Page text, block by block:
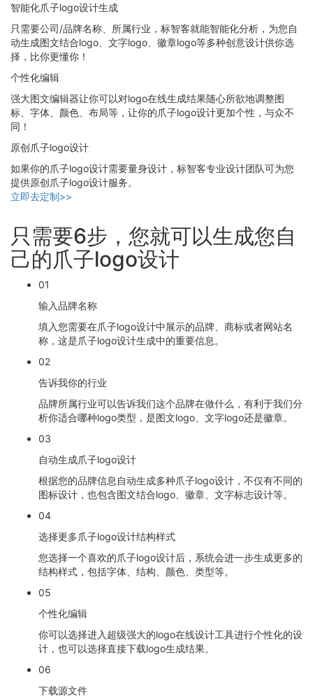
智能化爪子logo设计生成
只需要公司/品牌名称、所属行业，标智客就能智能化分析，为您自
动生成图文结合logo、文字logo、徽章logo等多种创意设计供你选
择，比你更懂你！
个性化编辑
强大图文编辑器让你可以对logo在线生成结果随心所欲地调整图
标、字体、颜色、布局等，让你的爪子logo设计更加个性，与众不
同！
原创爪子logo设计
如果你的爪子logo设计需要量身设计，标智客专业设计团队可为您
提供原创爪子logo设计服务。
立即去定制>>
只需要6步，您就可以生成您自
己的爪子logo设计
01
输入品牌名称
填入您需要在爪子logo设计中展示的品牌、商标或者网站名
称，这是爪子logo设计生成中的重要信息。
02
告诉我你的行业
品牌所属行业可以告诉我们这个品牌在做什么，有利于我们分
析你适合哪种logo类型，是图文logo、文字logo还是徽章。
03
自动生成爪子logo设计
根据您的品牌信息自动生成多种爪子logo设计，不仅有不同的
图标设计，也包含图文结合logo、徽章、文字标志设计等。
04
选择更多爪子logo设计结构样式
您选择一个喜欢的爪子logo设计后，系统会进一步生成更多的
结构样式，包括字体、结构、颜色、类型等。
05
个性化编辑
你可以选择进入超级强大的logo在线设计工具进行个性化的设
计，也可以选择直接下载logo生成结果。
06
下载源文件